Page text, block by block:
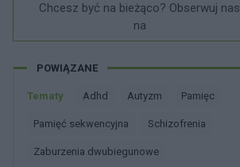
Chcesz być na bieżąco? Obserwuj nas
na
POWIĄZANE
Tematy Adhd Autyzm Pamięc
Pamięć sekwencyjna Schizofrenia
Zaburzenia dwubiegunowe